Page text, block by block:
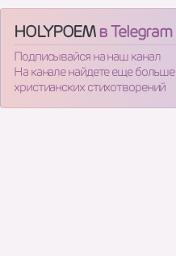
HOLYPOEMв Telegram
Подписывайся на наш канал
На канале найдете еще больше
христианских стихотворений